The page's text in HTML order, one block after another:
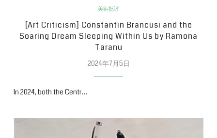
美術批評
[Art Criticism] Constantin Brancusi and the
Soaring Dream Sleeping Within Us by Ramona
Taranu
2024年7月5日
In 2024, both the Centr…